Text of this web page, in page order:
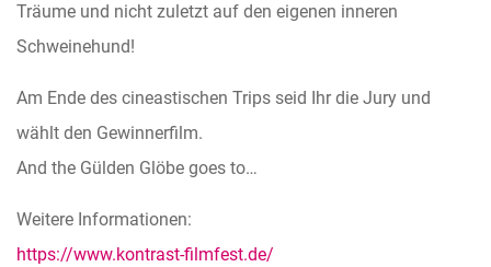
Träume und nicht zuletzt auf den eigenen inneren
Schweinehund!
Am Ende des cineastischen Trips seid Ihr die Jury und
wählt den Gewinnerfilm.
And the Gülden Glöbe goes to…
Weitere Informationen:
https://www.kontrast-filmfest.de/